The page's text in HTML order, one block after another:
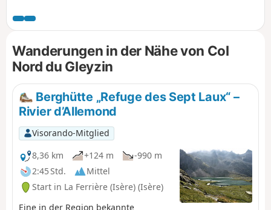
verläuft, durchquert den wilden Kar des Glacier du Gleyzin
und erreicht den Gipfel über den Col Nord du Gleyzin. Eine
hier beschriebene Variante ermöglicht es, auch über den
Col Morétan zu gehen.
Wanderungen in der Nähe von Col
Nord du Gleyzin
Berghütte „Refuge des Sept Laux“ –
Rivier d’Allemond
Visorando-Mitglied
8,36 km
+124 m
-990 m
2:45 Std.
Mittel
Start in La Ferrière (Isère) (Isère)
Eine in der Region bekannte